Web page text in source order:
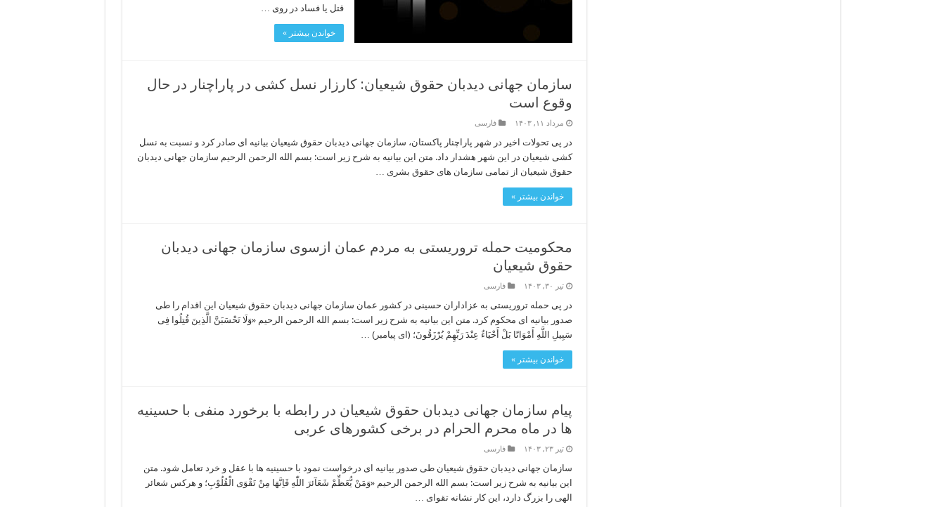
قتل یا فساد در روی …
خواندن بیشتر »
سازمان جهانی دیدبان حقوق شیعیان: کارزار نسل کشی در پاراچنار در حال
وقوع است
مرداد ۱۱, ۱۴۰۳ فارسی
در پی تحولات اخیر در شهر پاراچنار پاکستان، سازمان جهانی دیدبان حقوق شیعیان بیانیه ای صادر کرد و نسبت به نسل
کشی شیعیان در این شهر هشدار داد. متن این بیانیه به شرح زیر است: بسم الله الرحمن الرحیم سازمان جهانی دیدبان
حقوق شیعیان از تمامی سازمان های حقوق بشری …
خواندن بیشتر »
محکومیت حمله تروریستی به مردم عمان ازسوی سازمان جهانی دیدبان
حقوق شیعیان
تیر ۳۰, ۱۴۰۳ فارسی
در پی حمله تروریستی به عزاداران حسینی در کشور عمان سازمان جهانی دیدبان حقوق شیعیان این اقدام را طی
صدور بیانیه ای محکوم کرد. متن این بیانیه به شرح زیر است: بسم الله الرحمن الرحیم «وَلَا تَحْسَبَنَّ الَّذِینَ قُتِلُوا فِی
سَبِیلِ اللَّهِ أَمْوَاتًا بَلْ أَحْیَاءٌ عِنْدَ رَبِّهِمْ یُرْزَقُونَ؛ (ای پیامبر) …
خواندن بیشتر »
پیام سازمان جهانی دیدبان حقوق شیعیان در رابطه با برخورد منفی با حسینیه
ها در ماه محرم الحرام در برخی کشورهای عربی
تیر ۲۳, ۱۴۰۳ فارسی
سازمان جهانی دیدبان حقوق شیعیان طی صدور بیانیه ای درخواست نمود با حسینیه ها با عقل و خرد تعامل شود. متن
این بیانیه به شرح زیر است: بسم الله الرحمن الرحیم «وَمَنْ یُّعَظِّمْ شَعَآئرَ اللّٰهِ فَاِنَّهَا مِنْ تَقْوَى الْقُلُوْبِ؛ و هرکس شعائر
الهی را بزرگ دارد، این کار نشانه تقوای …